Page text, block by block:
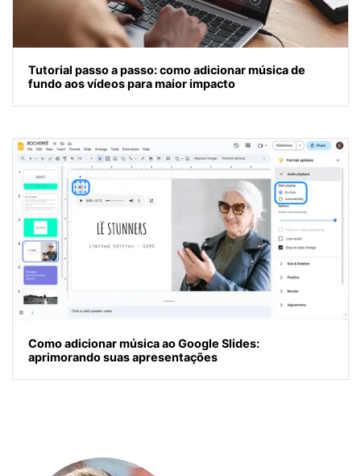
Tutorial passo a passo: como adicionar música de
fundo aos vídeos para maior impacto
Como adicionar música ao Google Slides:
aprimorando suas apresentações